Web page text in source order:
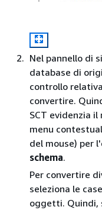
Nel pannello di
database di
controllo
convertire.
SCT evidenzia
menu
del mouse) per
schema.
Per convertire
seleziona le
oggetti. Quindi,